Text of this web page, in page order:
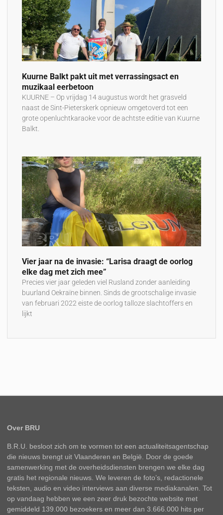
Kuurne Balkt pakt uit met verrassingsact en
muzikaal eerbetoon
KUURNE – Op vrijdag 14 augustus wordt het grasveld
naast de Sint-Pieterskerk opnieuw omgetoverd tot een
grote openluchtkaraoke voor de achtste editie van Kuurne
Balkt.
Vier jaar na de invasie: “Larisa draagt de oorlog
elke dag met zich mee”
Precies vier jaar geleden viel Rusland zonder aanleiding
buurland Oekraïne binnen. Sinds de grootschalige invasie
van februari 2022 eiste de oorlog talloze slachtoffers en
lijkt
Over BRU
B.R.U. besloot zich om te vormen tot een actualiteitsagentschap
die nieuws brengt uit Vlaanderen en België. Door de goede
samenwerking met de overheidsdiensten brengen we elke dag
gratis het regionale nieuws. We leveren de foto’s, redactionele
teksten, audio en video interviews aan diverse mediakanalen. Tot
op vandaag hebben we een zeer druk bezochte website met
gemiddeld 139.000 bezoekers en meer dan 3.666.000 hits per